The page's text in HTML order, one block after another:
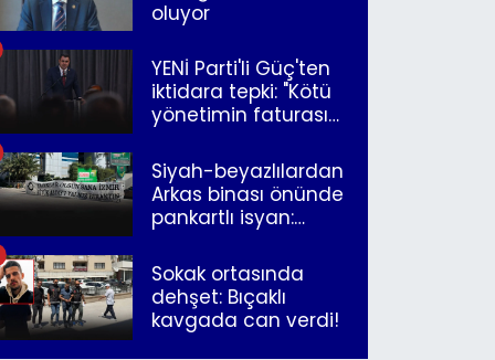
oluyor
YENİ Parti'li Güç'ten
iktidara tepki: "Kötü
yönetimin faturasını
Siyah-beyazlılardan
Arkas binası önünde
pankartlı isyan:
İzmir"
Sokak ortasında
dehşet: Bıçaklı
kavgada can verdi!